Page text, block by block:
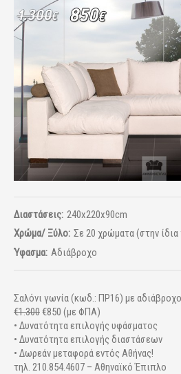
Διαστάσεις: 240x220x90cm
Χρώμα/ Ξύλο: Σε 20 χρώματα (στην
Ύφασμα: Αδιάβροχο
Σαλόνι γωνία (κωδ.: ΠΡ16) με
€1.300€850 (με ΦΠΑ)
• Δυνατότητα επιλογής υφάσματος
• Δυνατότητα επιλογής διαστάσεων
• Δωρεάν μεταφορά εντός Αθήνας!
τηλ. 210.854.4607 – Αθηναϊκό Έπιπλο